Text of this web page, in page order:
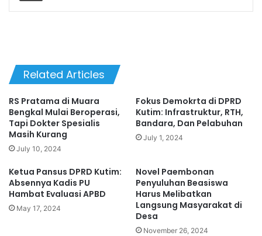
Related Articles
RS Pratama di Muara
Bengkal Mulai Beroperasi,
Tapi Dokter Spesialis
Masih Kurang
July 10, 2024
Fokus Demokrta di DPRD
Kutim: Infrastruktur, RTH,
Bandara, Dan Pelabuhan
July 1, 2024
Ketua Pansus DPRD Kutim:
Absennya Kadis PU
Hambat Evaluasi APBD
May 17, 2024
Novel Paembonan
Penyuluhan Beasiswa
Harus Melibatkan
Langsung Masyarakat di
Desa
November 26, 2024